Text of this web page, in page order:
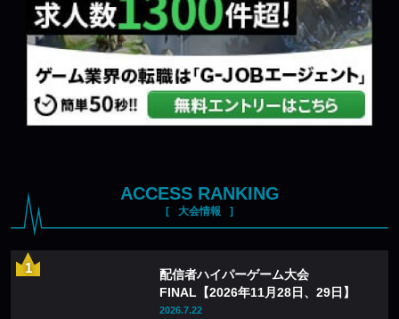
ACCESS RANKING
大会情報
配信者ハイパーゲーム大会
FINAL【2026年11月28日、29日】
2026.7.22